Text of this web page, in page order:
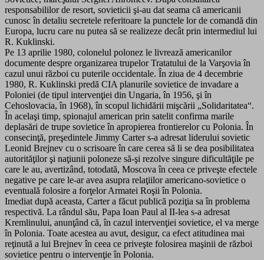
responsabililor de resort, sovieticii şi-au dat seama că americanii
cunosc în detaliu secretele referitoare la punctele lor de comandă din
Europa, lucru care nu putea să se realizeze decât prin intermediul lui
R. Kuklinski.
Pe 13 aprilie 1980, colonelul polonez le livrează americanilor
documente despre organizarea trupelor Tratatului de la Varşovia în
cazul unui război cu puterile occidentale. În ziua de 4 decembrie
1980, R. Kuklinski predă CIA planurile sovietice de invadare a
Poloniei (de tipul intervenţiei din Ungaria, în 1956, şi în
Cehoslovacia, în 1968), în scopul lichidării mişcării „Solidaritatea“.
În acelaşi timp, spionajul american prin satelit confirma marile
deplasări de trupe sovietice în apropierea frontierelor cu Polonia. În
consecinţă, preşedintele Jimmy Carter s-a adresat liderului sovietic
Leonid Brejnev cu o scrisoare în care cerea să li se dea posibilitatea
autorităţilor şi naţiunii poloneze să-şi rezolve singure dificultăţile pe
care le au, avertizând, totodată, Moscova în ceea ce priveşte efectele
negative pe care le-ar avea asupra relaţiilor americano-sovietice o
eventuală folosire a forţelor Armatei Roşii în Polonia.
Imediat după aceasta, Carter a făcut publică poziţia sa în problema
respectivă. La rândul său, Papa Ioan Paul al II-lea s-a adresat
Kremlinului, anunţând că, în cazul intervenţiei sovietice, el va merge
în Polonia. Toate acestea au avut, desigur, ca efect atitudinea mai
reţinută a lui Brejnev în ceea ce priveşte folosirea maşinii de război
sovietice pentru o intervenţie în Polonia.